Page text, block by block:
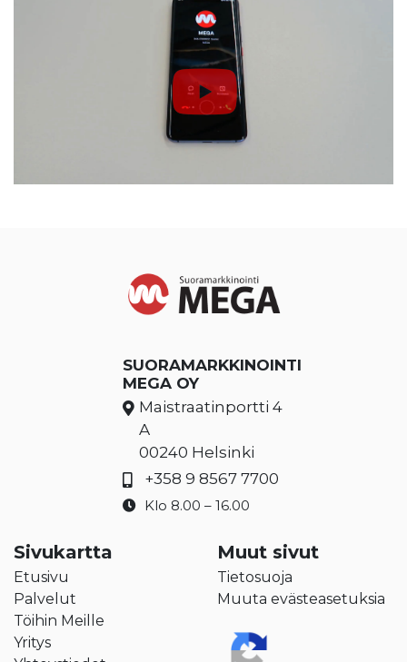
SUORAMARKKINOINTI
MEGA OY
Maistraatinportti 4
A
00240 Helsinki
+358 9 8567 7700
Klo 8.00 – 16.00
Sivukartta
Etusivu
Palvelut
Töihin Meille
Yritys
Muut sivut
Tietosuoja
Muuta evästeasetuksia